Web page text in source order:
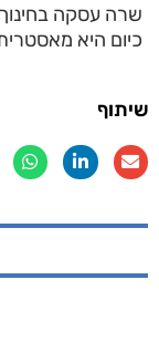
כיום היא
שיתוף